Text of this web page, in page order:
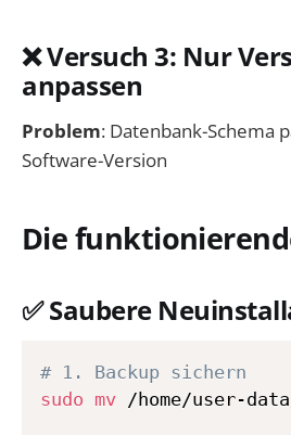
❌ Versuch 3: Nur
anpassen
Problem: Datenbank-Schema
Software-Version
Die
✅ Saubere
# 1. Backup sichern
sudo mv /home/user-